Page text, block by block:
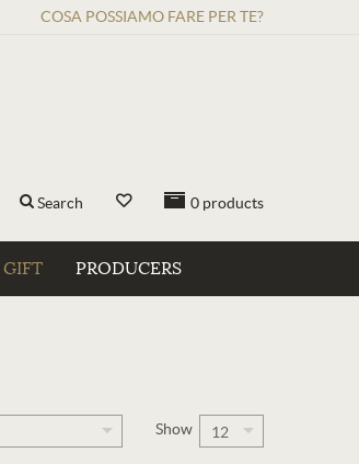
COSA POSSIAMO FARE PER TE?
0 products
Search
GIFT PRODUCERS
Show 12